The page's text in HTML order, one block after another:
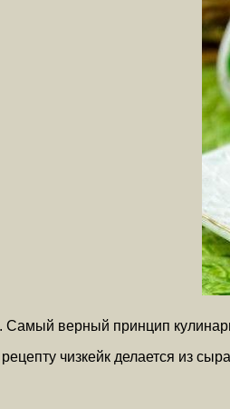
верный принцип
чизкейк делается из